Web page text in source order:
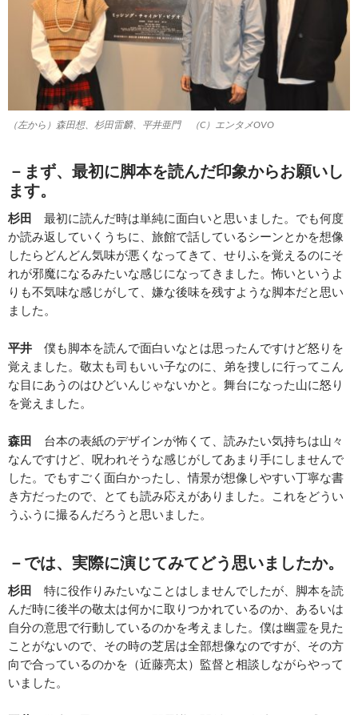
（左から）森田想、杉田雷麟、平井亜門 （C）エンタメOVO
－まず、最初に脚本を読んだ印象からお願いし
ます。
杉田
最初に読んだ時は単純に面白いと思いました。でも何度
か読み返していくうちに、旅館で話しているシーンとかを想像
したらどんどん気味が悪くなってきて、せりふを覚えるのにそ
れが邪魔になるみたいな感じになってきました。怖いというよ
りも不気味な感じがして、嫌な後味を残すような脚本だと思い
ました。
平井 僕も脚本を読んで面白いなとは思ったんですけど怒りを
覚えました。敬太も司もいい子なのに、弟を捜しに行ってこん
な目にあうのはひどいんじゃないかと。舞台になった山に怒り
を覚えました。
森田
台本の表紙のデザインが怖くて、読みたい気持ちは山々
なんですけど、呪われそうな感じがしてあまり手にしませんで
した。でもすごく面白かったし、情景が想像しやすい丁寧な書
き方だったので、とても読み応えがありました。これをどうい
うふうに撮るんだろうと思いました。
－では、実際に演じてみてどう思いましたか。
杉田
特に役作りみたいなことはしませんでしたが、脚本を読
んだ時に後半の敬太は何かに取りつかれているのか、あるいは
自分の意思で行動しているのかを考えました。僕は幽霊を見た
ことがないので、その時の芝居は全部想像なのですが、その方
向で合っているのかを（近藤亮太）監督と相談しながらやって
いました。